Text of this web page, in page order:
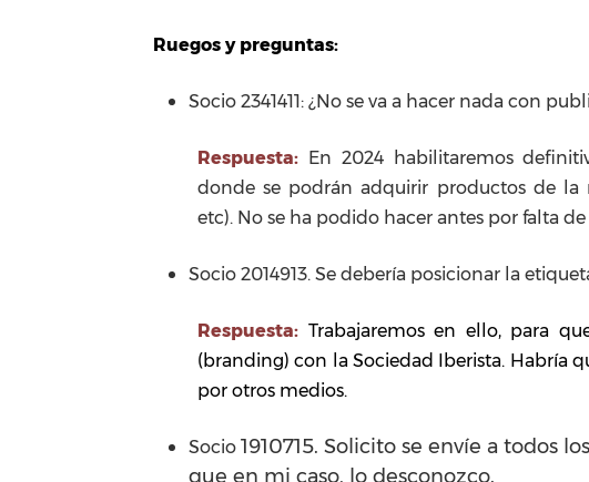
Ruegos y preguntas:
Socio 2341411: ¿No se va a hacer nada con
Respuesta: En 2024 habilitaremos
donde se podrán adquirir productos de la
etc). No se ha podido hacer antes por falta
Socio 2014913. Se debería posicionar la
Respuesta: Trabajaremos en ello, para
(branding) con la Sociedad Iberista. Habría
por otros medios.
Socio 1910715. Solicito se envíe a todos
que en mi caso, lo desconozco.